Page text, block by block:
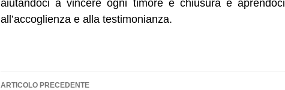
aiutandoci a vincere ogni timore e chiusura e aprendoci
all’accoglienza e alla testimonianza.
Navigazione
ARTICOLO PRECEDENTE